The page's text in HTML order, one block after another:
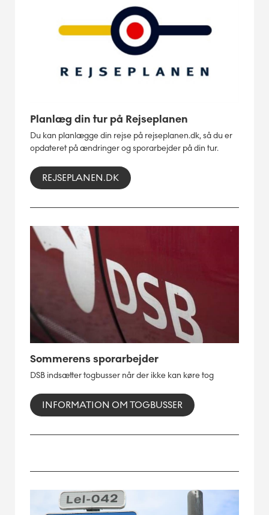
Planlæg din tur på Rejseplanen
Du kan planlægge din rejse på rejseplanen.dk, så du er
opdateret på ændringer og sporarbejder på din tur.
REJSEPLANEN.DK
Sommerens sporarbejder
DSB indsætter togbusser når der ikke kan køre tog
INFORMATION OM TOGBUSSER